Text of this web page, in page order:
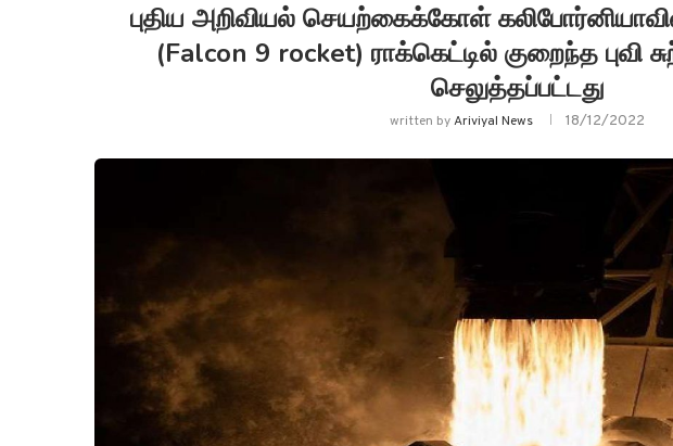
புதிய அறிவியல் செயற்கைக்கோள்
(Falcon 9 rocket) ராக்கெட்டில் குறைந்த புவி
செலுத்தப்பட்டது
written byAriviyal News 18/12/2022